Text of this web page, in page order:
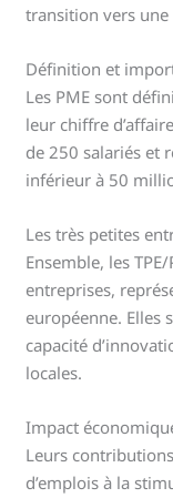
transition vers
Définition et
Les PME sont
leur chiffre
de 250 salariés et
inférieur à 50
Les très petites
Ensemble, les
entreprises,
européenne. Elles
capacité
locales.
Impact
Leurs
d’emplois à la